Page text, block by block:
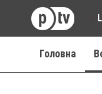
Головна